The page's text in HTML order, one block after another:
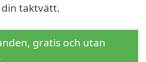
taktvätt.
gratis och utan